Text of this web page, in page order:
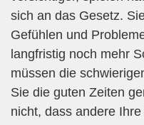
sich an das Gesetz.
Gefühlen und
langfristig noch mehr
müssen die
Sie die guten Zeiten
nicht, dass andere